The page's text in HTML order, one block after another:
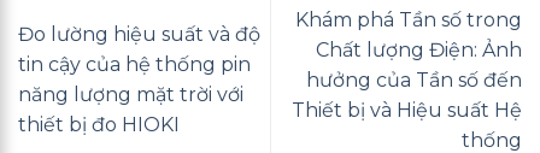
Đo lường hiệu suất và độ
tin cậy của hệ thống pin
năng lượng mặt trời với
thiết bị đo HIOKI
Khám phá Tần số trong
Chất lượng Điện: Ảnh
hưởng của Tần số đến
Thiết bị và Hiệu suất Hệ
thống